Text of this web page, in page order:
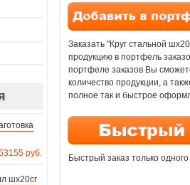
руб.
шх20сг
Заказать "Круг стальной
продукцию в портфель
портфеле заказов Вы
количество продукции, а
полное так и быстрое
Быстрый заказ только